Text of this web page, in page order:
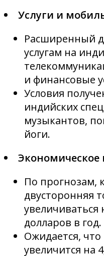
Услуги и
Расширенный
услугам на
и финансовые
Условия
индийских
музыкантов,
йоги.
Экономическое
По прогнозам,
двусторонняя
увеличиваться
долларов в год.
Ожидается,
увеличится на